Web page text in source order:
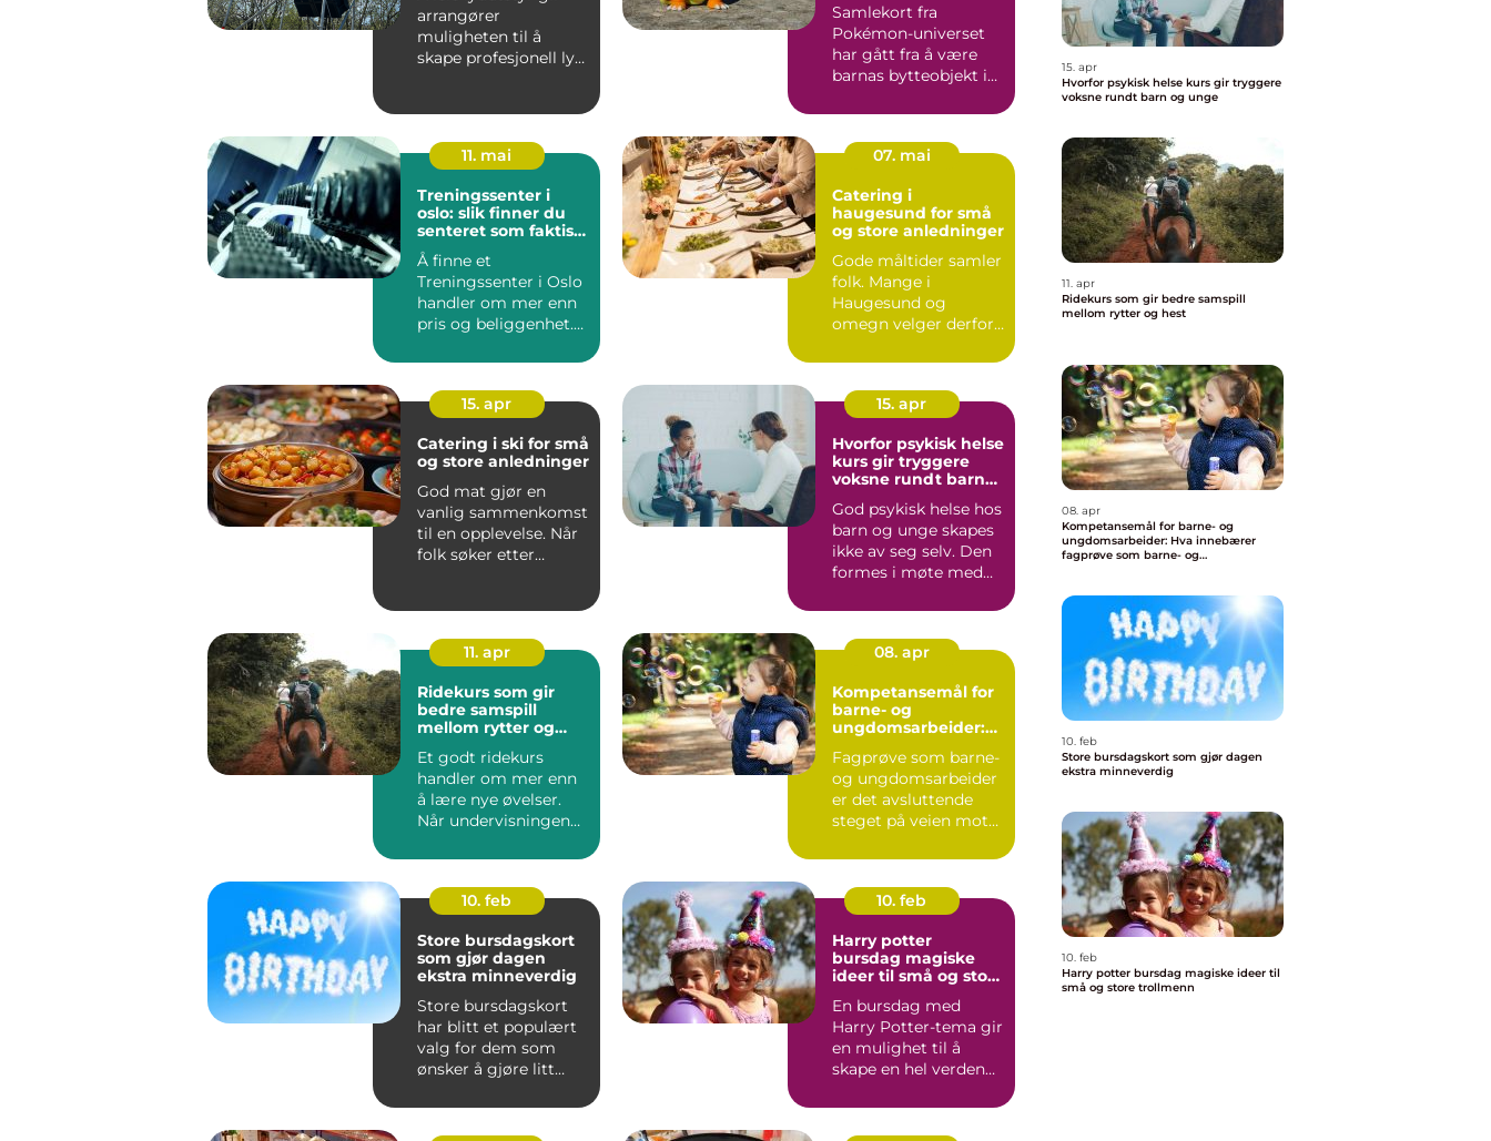
arrangører
muligheten til å
skape profesjonell lyd
Samlekort fra
Pokémon-universet
har gått fra å være
barnas bytteobjekt i
en ho...
11. mai
Treningssenter i
oslo: slik finner du
senteret som faktisk
passer deg
Å finne et
Treningssenter i Oslo
handler om mer enn
pris og beliggenhet.
miljøet, u...
07. mai
Catering i
haugesund for små
og store anledninger
Gode måltider samler
folk. Mange i
Haugesund og
omegn velger derfor
skape en hyg...
15. apr
Catering i ski for små
og store anledninger
God mat gjør en
vanlig sammenkomst
til en opplevelse. Når
folk søker etter
15. apr
Hvorfor psykisk helse
kurs gir tryggere
voksne rundt barn
God psykisk helse hos
barn og unge skapes
ikke av seg selv. Den
formes i møte med
11. apr
Ridekurs som gir
bedre samspill
mellom rytter og
Et godt ridekurs
handler om mer enn
å lære nye øvelser.
Når undervisningen
hesten...
08. apr
Kompetansemål for
barne- og
ungdomsarbeider:
fagprøve som barne-
og
ungdomsarbeider?
Fagprøve som barne-
og ungdomsarbeider
er det avsluttende
steget på veien mot
10. feb
Store bursdagskort
som gjør dagen
ekstra minneverdig
Store bursdagskort
har blitt et populært
valg for dem som
ønsker å gjøre litt
E...
10. feb
Harry potter
bursdag magiske
ideer til små og store
En bursdag med
Harry Potter-tema gir
en mulighet til å
skape en hel verden
Barna ...
15. apr
Hvorfor psykisk helse kurs gir tryggere
voksne rundt barn og unge
11. apr
Ridekurs som gir bedre samspill
mellom rytter og hest
08. apr
Kompetansemål for barne- og
ungdomsarbeider: Hva innebærer
fagprøve som barne- og
10. feb
Store bursdagskort som gjør dagen
ekstra minneverdig
10. feb
Harry potter bursdag magiske ideer til
små og store trollmenn